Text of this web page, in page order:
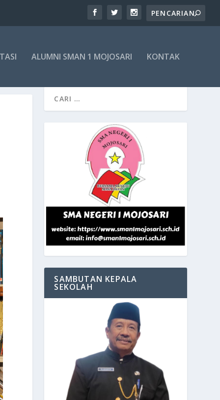
ALUMNI SMAN 1 MOJOSARI KONTAK
SAMBUTAN KEPALA
SEKOLAH